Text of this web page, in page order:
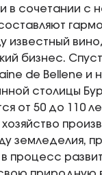
в сочетании с
известный
бизнес.
de Bellene и
столицы
от 50 до 110
земледелия,
процесс